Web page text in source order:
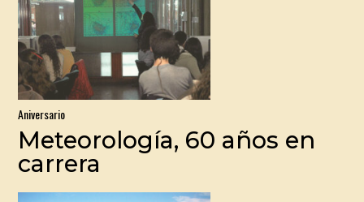
Aniversario
Meteorología, 60 años en
carrera